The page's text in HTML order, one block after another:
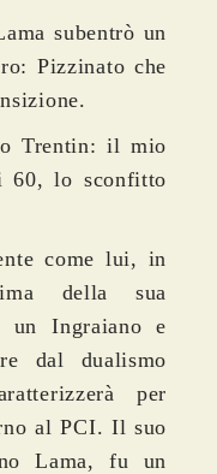
subentrò un
Pizzinato che
Trentin: il mio
60, lo sconfitto
come lui, in
della sua
un Ingraiano e
dal dualismo
per
al PCI. Il suo
Lama, fu un